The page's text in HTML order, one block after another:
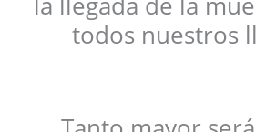
todos nuestros